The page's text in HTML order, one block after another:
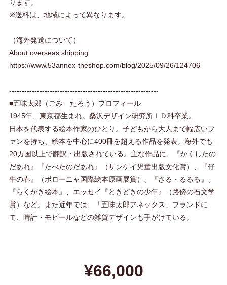
ります。
※送料は、地域によって異なります。
（海外発送について）
About overseas shipping
https://www.53annex-theshop.com/blog/2025/09/26/124706
-----------------------------------------------------------
■五味太郎（ごみ たろう）プロフィール
1945年、東京都生まれ。桑沢デザイン研究所ＩＤ科卒業。
日本を代表する絵本作家のひとり。子どもから大人まで幅広いフ
ァンを持ち、絵本を中心に400冊を超える作品を発表。海外でも
20カ国以上で翻訳・出版されている。主な作品に、『かくしたの
だあれ』『たべたのだあれ』（サンケイ児童出版文化賞）、『仔
牛の春』（ボローニャ国際絵本原画展賞）、『さる・るるる』、
『らくがき絵本』、エッセイ『ときどきの少年』（路傍の石文学
賞）など。また近年では、「五味太郎アネックス」ブランドに
て、時計・モビールなどの雑貨デザインも手がけている。
¥66,000